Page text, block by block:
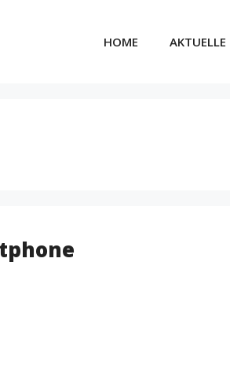
HOME AKTUELLE